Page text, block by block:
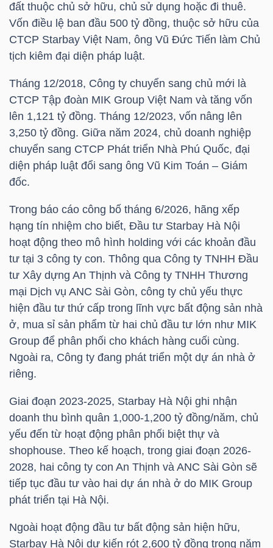
đất thuộc chủ sở hữu, chủ sử dụng hoặc đi thuê.
Vốn điều lệ ban đầu 500 tỷ đồng, thuộc sở hữu của
CTCP Starbay Việt Nam, ông Vũ Đức Tiến làm Chủ
tịch kiêm đại diện pháp luật.
Tháng 12/2018, Công ty chuyển sang chủ mới là
CTCP Tập đoàn MIK Group Việt Nam và tăng vốn
lên 1,121 tỷ đồng. Tháng 12/2023, vốn nâng lên
3,250 tỷ đồng. Giữa năm 2024, chủ doanh nghiệp
chuyển sang CTCP Phát triển Nhà Phú Quốc, đại
diện pháp luật đổi sang ông Vũ Kim Toán – Giám
đốc.
Trong báo cáo công bố tháng 6/2026, hãng xếp
hạng tín nhiệm cho biết, Đầu tư Starbay Hà Nội
hoạt động theo mô hình holding với các khoản đầu
tư tại 3 công ty con. Thông qua Công ty TNHH Đầu
tư Xây dựng An Thịnh và Công ty TNHH Thương
mại Dịch vụ ANC Sài Gòn, công ty chủ yếu thực
hiện đầu tư thứ cấp trong lĩnh vực bất động sản nhà
ở, mua sỉ sản phẩm từ hai chủ đầu tư lớn như MIK
Group để phân phối cho khách hàng cuối cùng.
Ngoài ra, Công ty đang phát triển một dự án nhà ở
riêng.
Giai đoạn 2023-2025, Starbay Hà Nội ghi nhận
doanh thu bình quân 1,000-1,200 tỷ đồng/năm, chủ
yếu đến từ hoạt động phân phối biệt thự và
shophouse. Theo kế hoạch, trong giai đoạn 2026-
2028, hai công ty con An Thịnh và ANC Sài Gòn sẽ
tiếp tục đầu tư vào hai dự án nhà ở do MIK Group
phát triển tại Hà Nội.
Ngoài hoạt động đầu tư bất động sản hiện hữu,
Starbay Hà Nội dự kiến rót 2,600 tỷ đồng trong năm
ĐÔNG
DƯƠNG
TÀI
CHÍNH
CÁ
NHÂN
PHÂN
TÍCH
VIETSTOCKFINANCE
DOANH
NGHIỆP
CỔ
PHIẾU